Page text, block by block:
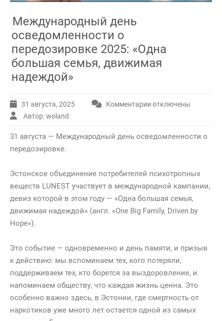
Международный день
осведомленности о
передозировке 2025: «Одна
большая семья, движимая
надеждой»
31 августа, 2025 Комментарии к
день
2025:
«Одна
большая
семья,
отключены
Автор: woland
31 августа — Международный день осведомленности о
передозировке.
Эстонское объединение потребителей психотропных
веществ LUNEST участвует в международной кампании,
девиз которой в этом году — «Одна большая семья,
движимая надеждой» (англ. «One Big Family, Driven by
Hope»).
Это событие — одновременно и день памяти, и призыв
к действию: мы вспоминаем тех, кого потеряли,
поддерживаем тех, кто борется за выздоровление, и
напоминаем обществу, что каждая жизнь ценна. Это
особенно важно здесь, в Эстонии, где смертность от
наркотиков уже много лет остается одной из самых